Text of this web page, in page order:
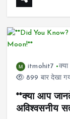
itmohit7
899 बार देखा
**क्या आप
अविश्वसनीय